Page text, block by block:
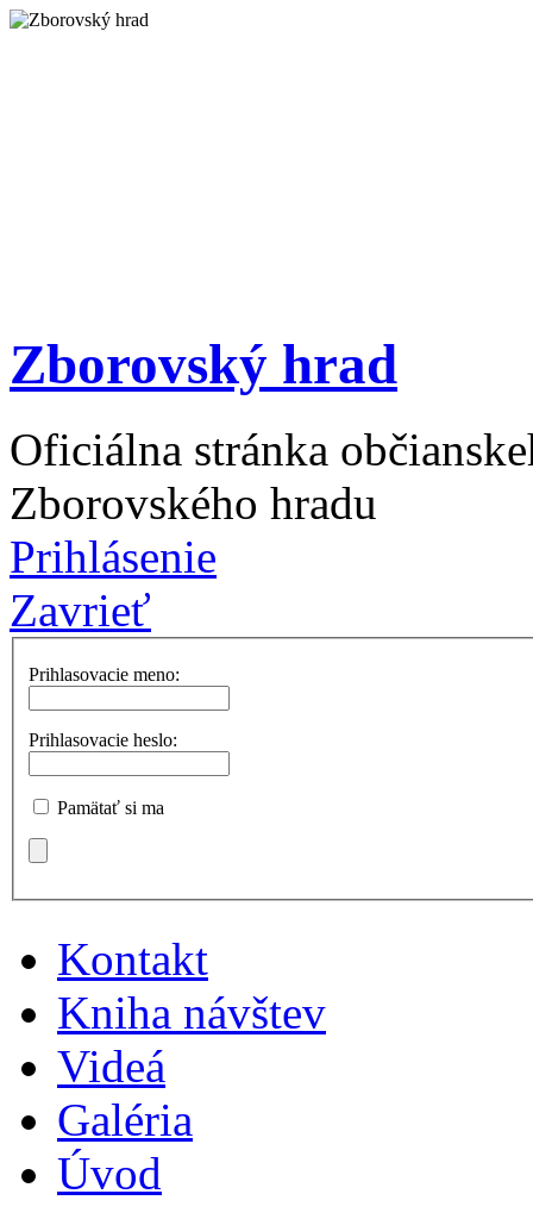
Zborovský hrad
Oficiálna stránka
Zborovského hradu
Prihlásenie
Zavrieť
Prihlasovacie meno:
Prihlasovacie heslo:
Pamätať si ma
Kontakt
Kniha návštev
Videá
Galéria
Úvod